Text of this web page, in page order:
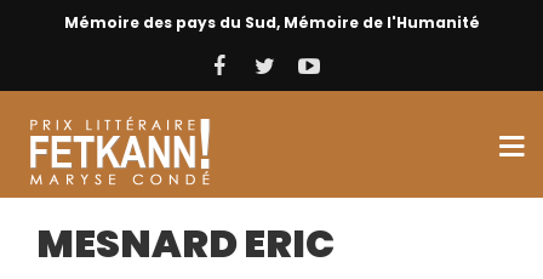
Mémoire des pays du Sud, Mémoire de l'Humanité
MESNARD ERIC